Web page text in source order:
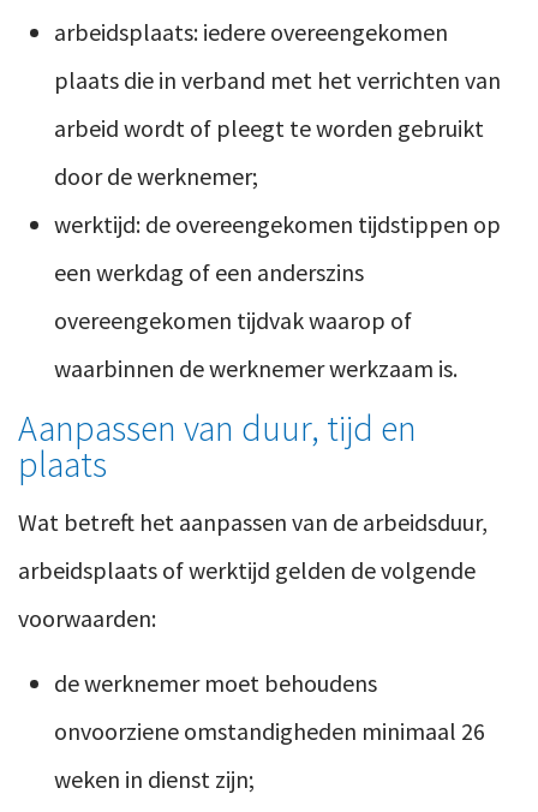
arbeidsplaats: iedere overeengekomen
plaats die in verband met het verrichten van
arbeid wordt of pleegt te worden gebruikt
door de werknemer;
werktijd: de overeengekomen tijdstippen op
een werkdag of een anderszins
overeengekomen tijdvak waarop of
waarbinnen de werknemer werkzaam is.
Aanpassen van duur, tijd en
plaats
Wat betreft het aanpassen van de arbeidsduur,
arbeidsplaats of werktijd gelden de volgende
voorwaarden:
de werknemer moet behoudens
onvoorziene omstandigheden minimaal 26
weken in dienst zijn;